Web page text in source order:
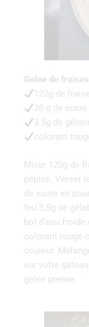
Gelée de fraises
120g de
20‌ ‌g‌ ‌de‌ ‌sucre‌ ‌
3.5g de
colorant
Mixer 120g de
pépins. Verser
de sucre en
feu 3.5g de
bol d’eau
colorant rouge
couleur.
sur votre
gelée prenne.